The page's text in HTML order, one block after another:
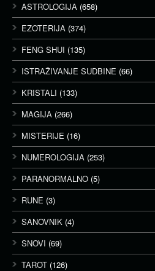
ASTROLOGIJA (658)
EZOTERIJA (374)
FENG SHUI (135)
ISTRAŽIVANJE SUDBINE (66)
KRISTALI (133)
MAGIJA (266)
MISTERIJE (16)
NUMEROLOGIJA (253)
PARANORMALNO (5)
RUNE (3)
SANOVNIK (4)
SNOVI (69)
TAROT (126)